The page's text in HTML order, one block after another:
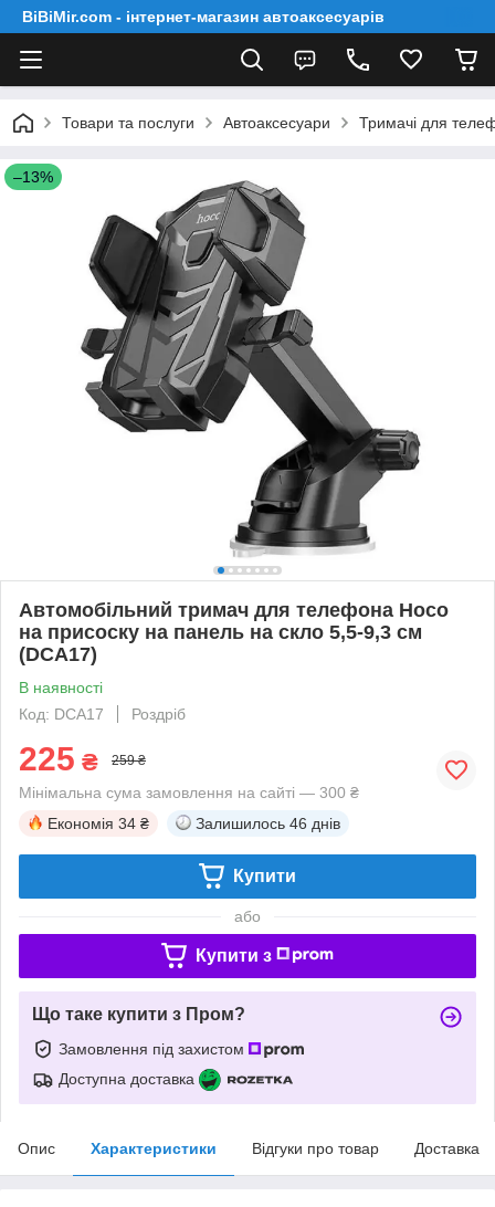
BiBiMir.com - інтернет-магазин автоаксесуарів
Товари та послуги Автоаксесуари Тримачі для
–13%
Автомобільний тримач для телефона Hoco
на присоску на панель на скло 5,5-9,3 см
(DCA17)
В наявності
Код: DCA17
Роздріб
225 ₴ 259 ₴
Мінімальна сума замовлення на сайті — 300 ₴
Економія 34 ₴ Залишилось 46 днів
Купити
або
Купити з
Що таке купити з Пром?
Замовлення під захистом
Доступна доставка
Опис Характеристики Відгуки про товар Доставка